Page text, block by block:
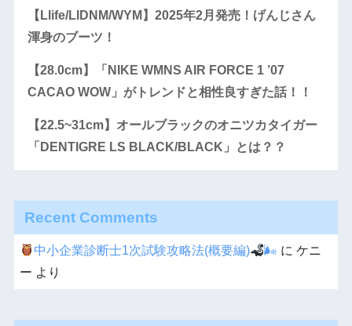
【Llife/LIDNM/WYM】2025年2月発売！げんじさん
渾身のブーツ！
【28.0cm】「NIKE WMNS AIR FORCE 1 ’07
CACAO WOW」がトレンドと相性良すぎた話！！
【22.5~31cm】オールブラックのオニツカタイガー
「DENTIGRE LS BLACK/BLACK」とは？？
Recent Comments
中小企業診断士1次試験攻略法(概要編) 🌬 に ケニ
ー より